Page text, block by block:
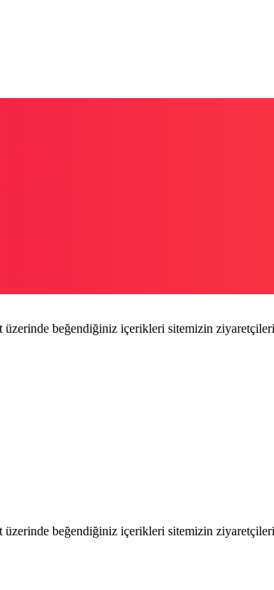
beğendiğiniz içerikleri sitemizin
beğendiğiniz içerikleri sitemizin